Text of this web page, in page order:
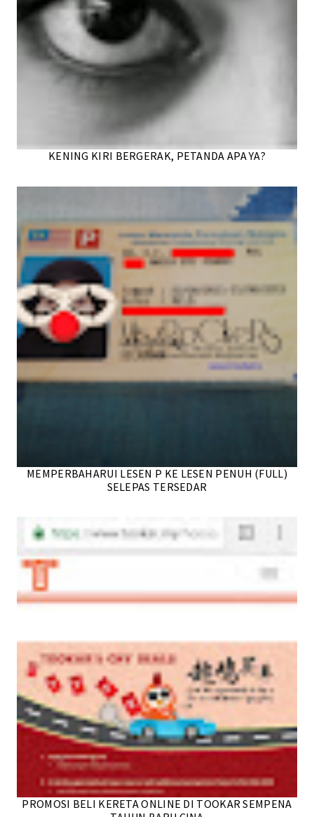
KENING KIRI BERGERAK, PETANDA APA YA?
MEMPERBAHARUI LESEN P KE LESEN PENUH (FULL)
SELEPAS TERSEDAR
PROMOSI BELI KERETA ONLINE DI TOOKAR SEMPENA